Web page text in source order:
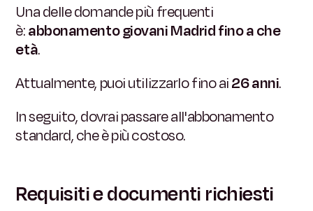
Una delle domande più frequenti
è:abbonamento giovani Madrid fino a che
età.
Attualmente, puoi utilizzarlo fino ai26 anni.
In seguito, dovrai passare all'abbonamento
standard, che è più costoso.
Requisiti e documenti richiesti